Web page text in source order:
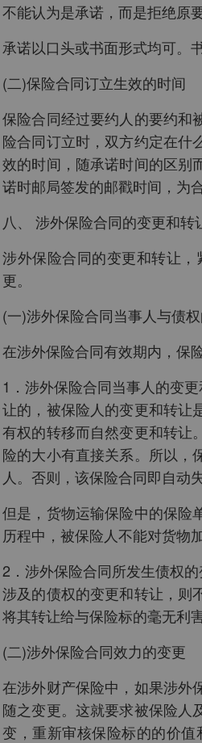
不能认为是承诺，而是拒绝原
承诺以口头或书面形式均可。
(二)保险合同订立生效的时间
保险合同经过要约人的要约和
险合同订立时，双方约定在什
效的时间，随承诺时间的区别
诺时邮局签发的邮戳时间，为
八、 涉外保险合同的变更和转
涉外保险合同的变更和转让
更。
(一)涉外保险合同当事人与债
在涉外保险合同有效期内，保
1．涉外保险合同当事人的变
让的，被保险人的变更和转让
有权的转移而自然变更和转让
险的大小有直接关系。所以，
人。否则，该保险合同即自动
但是，货物运输保险中的保险
历程中，被保险人不能对货物
2．涉外保险合同所发生债权
涉及的债权的变更和转让，则
将其转让给与保险标的毫无利
(二)涉外保险合同效力的变更
在涉外财产保险中，如果涉外
随之变更。这就要求被保险人
变，重新审核保险标的的价